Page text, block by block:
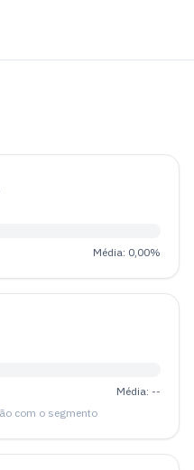
Média: 0,00%
Média: --
com o segmento